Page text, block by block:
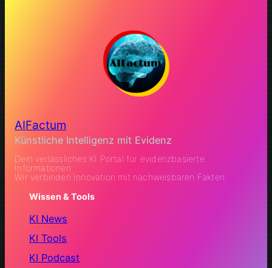
AIFactum
Künstliche Intelligenz mit Evidenz
Dein verlässliches KI Portal für evidenzbasierte
Informationen.
Wir verbinden Innovation mit nachweisbaren Fakten.
Wissen & Tools
KI News
KI Tools
KI Podcast